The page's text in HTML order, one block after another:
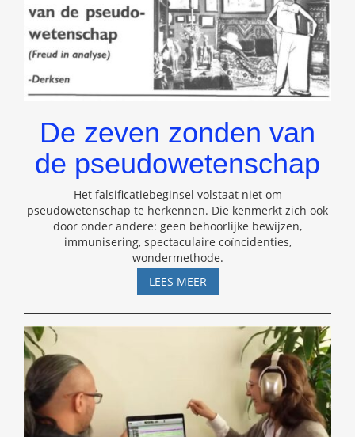
De zeven zonden van
de pseudowetenschap
Het falsificatiebeginsel volstaat niet om
pseudowetenschap te herkennen. Die kenmerkt zich ook
door onder andere: geen behoorlijke bewijzen,
immunisering, spectaculaire coïncidenties,
wondermethode.
LEES MEERDE
ZEVEN
ZONDEN
VAN
PSEUDOWETENSCHAP